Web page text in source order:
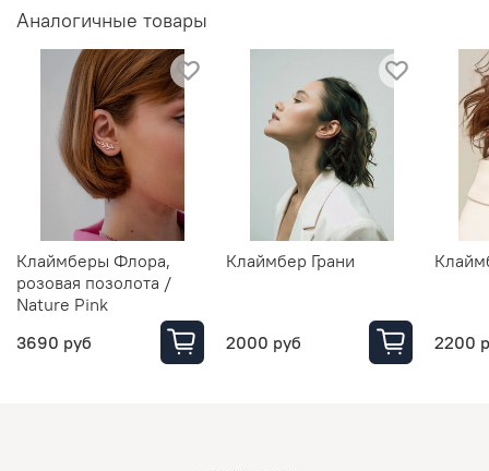
Аналогичные товары
Клаймберы Флора,
розовая позолота /
Nature Pink
3690 руб
Клаймбер Грани
2000 руб 2200